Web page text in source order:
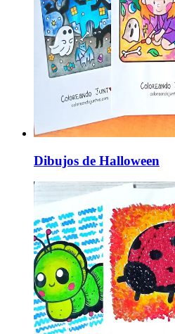
Dibujos de Halloween